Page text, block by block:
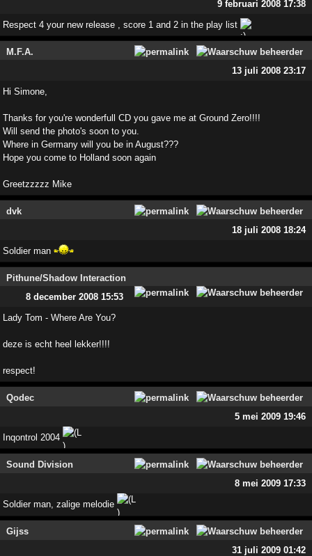
9 februari 2008 17:38
Respect 4 your new release , score 1 and 2 in the play list
M.F.A.
13 juli 2008 23:17
Hi Simone,
Thanks for you're wonderfull CD you gave me at Ground Zero!!!!
Will send the photo's soon to you.
Where in Germany will you be in August???
Hope you come to Holland soon again
Greetzzzzz Mike
dvk
18 juli 2008 18:24
Soldier man
Pithune/Shadow Interaction
8 december 2008 15:53
Lady Tom - Where Are You?
deze is echt heel lekker!!!!
respect!
Qodec
5 mei 2009 19:46
Inqontrol 2004
Sound Division
8 mei 2009 17:33
Soldier man, zalige melodie
Gijss
31 juli 2009 01:42